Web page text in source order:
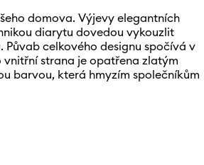
domova. Výjevy elegantních
diarytu dovedou vykouzlit
celkového designu spočívá v
vnitřní strana je opatřena zlatým
barvou, která hmyzím společníkům